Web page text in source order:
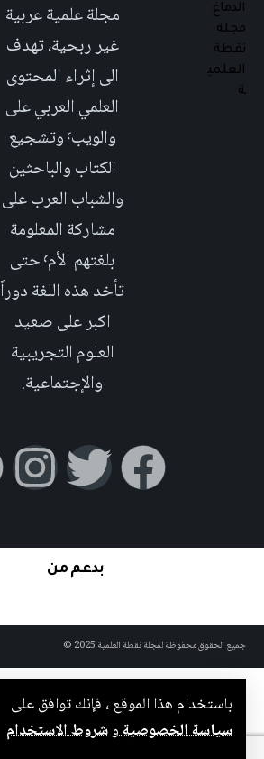
باستخدام هذا الموقع ، فإنك توافق على
سياسة الخصوصيةوشروط الاستخدام
مجلة علمية عربية
غير ربحية، تهدف
الى إثراء المحتوى
العلمي العربي على
والويب٬ وتشجيع
الكتاب والباحثين
والشباب العرب على
مشاركة المعلومة
بلغتهم الأم٬ حتى
تأخد هذه اللغة دوراً
اكبر على صعيد
العلوم التجريبية
والإجتماعية.
بدعم من
جميع الحقوق محفوظة لمجلة نقطة العلمية 2025 ©